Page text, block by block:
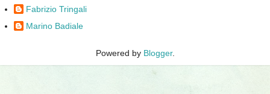
Fabrizio Tringali
Marino Badiale
Powered by Blogger.